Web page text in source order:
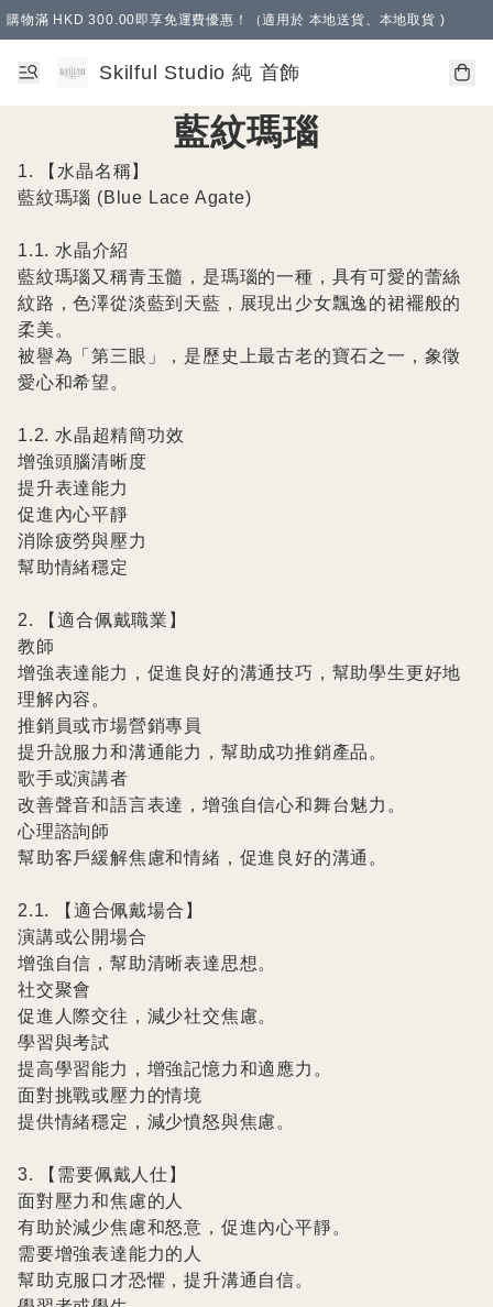
購物滿 HKD 300.00即享免運費優惠！（適用於 本地送貨、本地取貨 )
Skilful Studio 純 首飾
藍紋瑪瑙
1. 【水晶名稱】
藍紋瑪瑙 (Blue Lace Agate)
1.1. 水晶介紹
藍紋瑪瑙又稱青玉髓，是瑪瑙的一種，具有可愛的蕾絲
紋路，色澤從淡藍到天藍，展現出少女飄逸的裙襬般的
柔美。
被譽為「第三眼」，是歷史上最古老的寶石之一，象徵
愛心和希望。
1.2. 水晶超精簡功效
增強頭腦清晰度
提升表達能力
促進內心平靜
消除疲勞與壓力
幫助情緒穩定
2. 【適合佩戴職業】
教師
增強表達能力，促進良好的溝通技巧，幫助學生更好地
理解內容。
推銷員或市場營銷專員
提升說服力和溝通能力，幫助成功推銷產品。
歌手或演講者
改善聲音和語言表達，增強自信心和舞台魅力。
心理諮詢師
幫助客戶緩解焦慮和情緒，促進良好的溝通。
2.1. 【適合佩戴場合】
演講或公開場合
增強自信，幫助清晰表達思想。
社交聚會
促進人際交往，減少社交焦慮。
學習與考試
提高學習能力，增強記憶力和適應力。
面對挑戰或壓力的情境
提供情緒穩定，減少憤怒與焦慮。
3. 【需要佩戴人仕】
面對壓力和焦慮的人
有助於減少焦慮和怒意，促進內心平靜。
需要增強表達能力的人
幫助克服口才恐懼，提升溝通自信。